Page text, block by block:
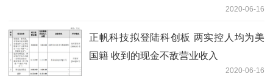
2020-06-16
正帆科技拟登陆科创板 两实控人均为美
国籍 收到的现金不敌营业收入
2020-06-16